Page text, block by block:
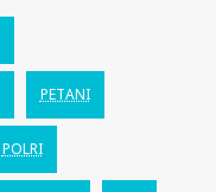
PETANI
POLRI